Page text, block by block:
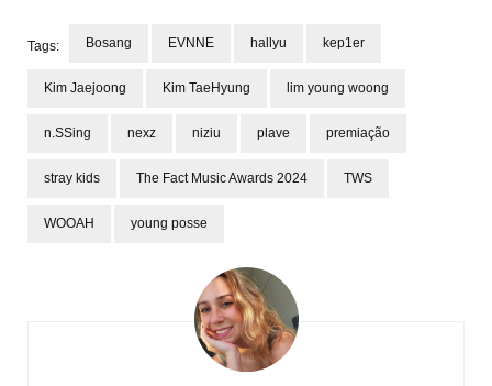
Tags: Bosang EVNNE hallyu kep1er
Kim Jaejoong Kim TaeHyung lim young woong
n.SSing nexz niziu plave premiação
stray kids The Fact Music Awards 2024 TWS
WOOAH young posse